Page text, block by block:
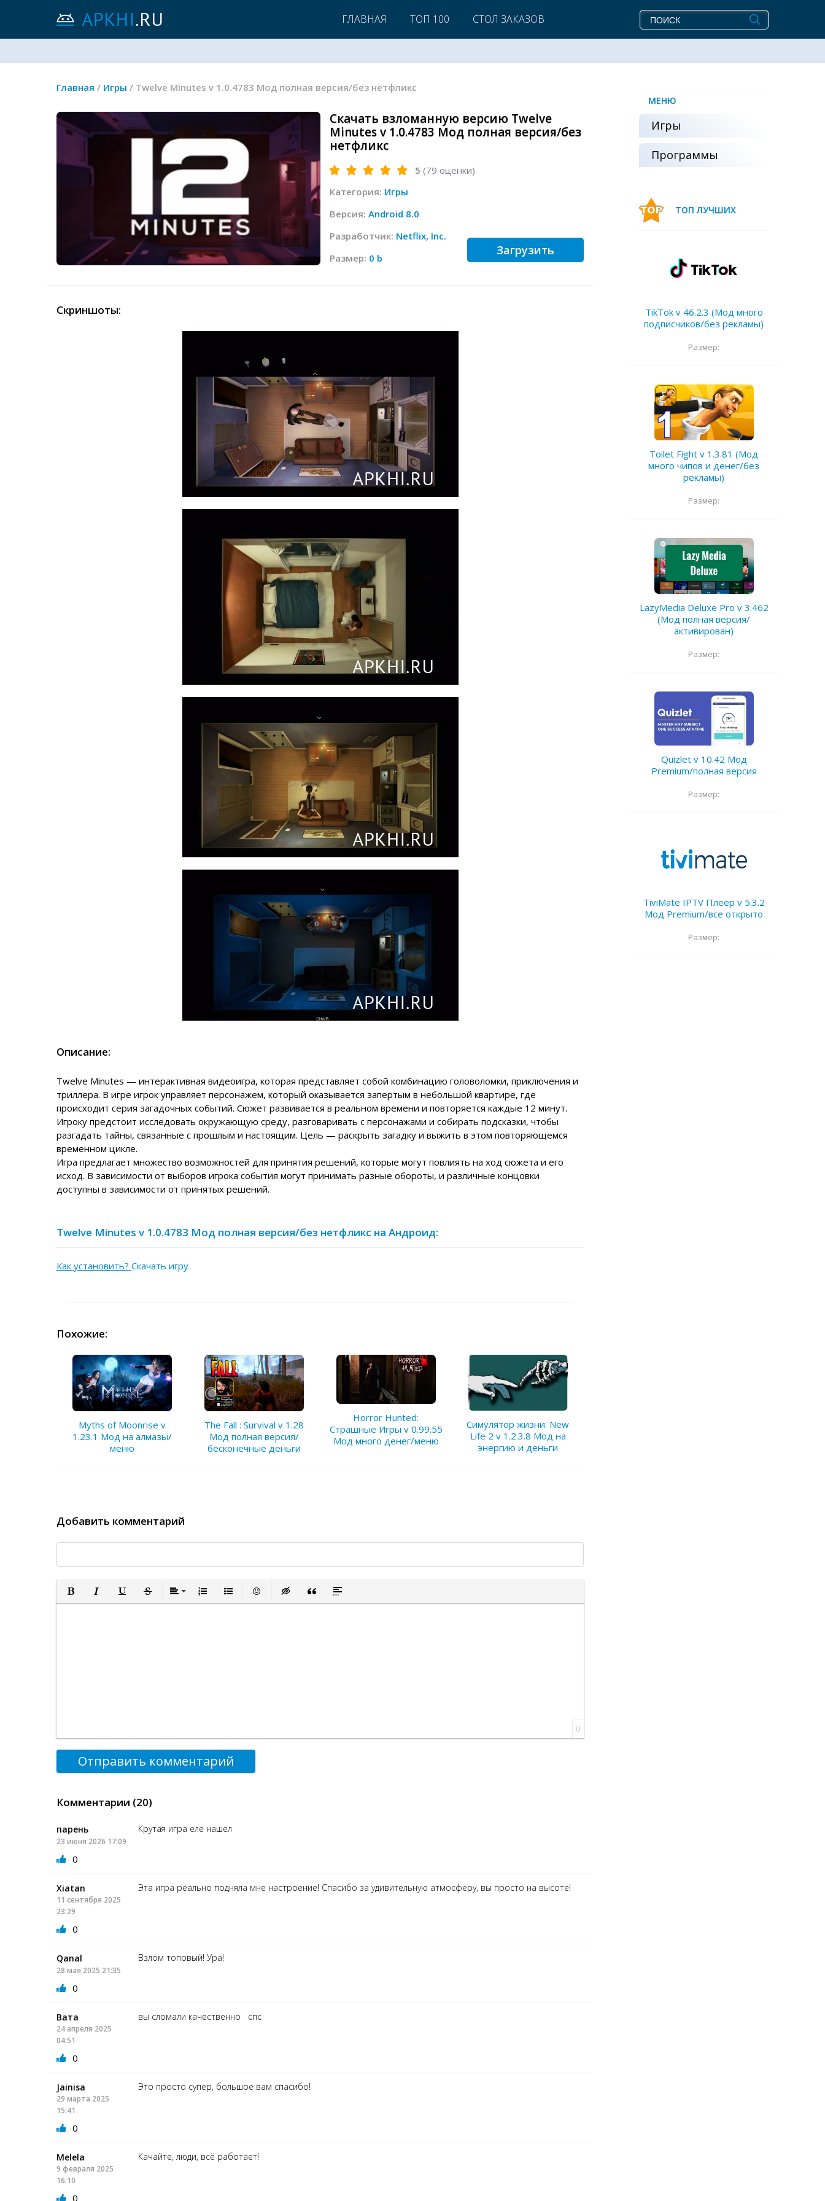
ГЛАВНАЯ ТОП 100 СТОЛ ЗАКАЗОВ
Главная / Игры / Twelve Minutes v 1.0.4783 Мод полная версия/без нетфликс
Скачать взломанную версию Twelve
Minutes v 1.0.4783 Мод полная версия/без
нетфликс
5 (79 оценки)
Категория: Игры
Версия: Android 8.0
Разработчик: Netflix, Inc.
Размер: 0 b
Загрузить
Скриншоты:
Описание:
Twelve Minutes — интерактивная видеоигра, которая представляет собой комбинацию головоломки, приключения и
триллера. В игре игрок управляет персонажем, который оказывается запертым в небольшой квартире, где
происходит серия загадочных событий. Сюжет развивается в реальном времени и повторяется каждые 12 минут.
Игроку предстоит исследовать окружающую среду, разговаривать с персонажами и собирать подсказки, чтобы
разгадать тайны, связанные с прошлым и настоящим. Цель — раскрыть загадку и выжить в этом повторяющемся
временном цикле.
Игра предлагает множество возможностей для принятия решений, которые могут повлиять на ход сюжета и его
исход. В зависимости от выборов игрока события могут принимать разные обороты, и различные концовки
доступны в зависимости от принятых решений.
Twelve Minutes v 1.0.4783 Мод полная версия/без нетфликс на Андроид:
Как установить? Скачать игру
Похожие:
Myths of Moonrise v
1.23.1 Мод на алмазы/
меню
The Fall : Survival v 1.28
Мод полная версия/
бесконечные деньги
Horror Hunted:
Страшные Игры v 0.99.55
Мод много денег/меню
Симулятор жизни. New
Life 2 v 1.2.3.8 Мод на
энергию и деньги
Добавить комментарий
Полужирный
КурсивПодчеркнутый
ЗачеркнутыйВыравнивание
Нумерованный список
Маркированный список
Вставить смайлик
Вставка скрытого текста
Вставка цитаты
Вставка спойлера
0
Отправить комментарий
Комментарии (20)
парень
23 июня 2026 17:09
Крутая игра еле нашел
0
Xiatan
11 сентября 2025
23:29
Эта игра реально подняла мне настроение! Спасибо за удивительную атмосферу, вы просто на высоте!
0
Qanal
28 мая 2025 21:35
Взлом топовый! Ура!
0
Вата
24 апреля 2025
04:51
вы сломали качественно спс
0
Jainisa
29 марта 2025
15:41
Это просто супер, большое вам спасибо!
0
Melela
9 февраля 2025
16:10
Качайте, люди, всё работает!
0
МЕНЮ
Игры
Программы
ТОП ЛУЧШИХ
TikTok v 46.2.3 (Мод много
подписчиков/без рекламы)
Размер:
Toilet Fight v 1.3.81 (Мод
много чипов и денег/без
рекламы)
Размер:
LazyMedia Deluxe Pro v 3.462
(Мод полная версия/
активирован)
Размер:
Quizlet v 10.42 Мод
Premium/полная версия
Размер:
TiviMate IPTV Плеер v 5.3.2
Мод Premium/все открыто
Размер: